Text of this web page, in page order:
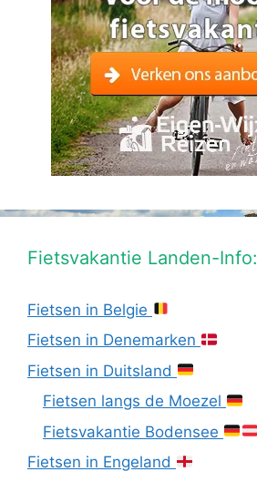
Fietsvakantie Landen-Info:
Fietsen in Belgie
Fietsen in Denemarken
Fietsen in Duitsland
Fietsen langs de Moezel
Fietsvakantie Bodensee
Fietsen in Engeland